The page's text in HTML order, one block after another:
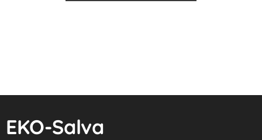
EKO-Salva